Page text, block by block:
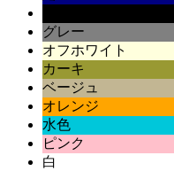
グレー
オフホワイト
カーキ
ベージュ
オレンジ
水色
ピンク
白